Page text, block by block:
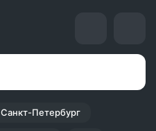
Санкт-Петербург